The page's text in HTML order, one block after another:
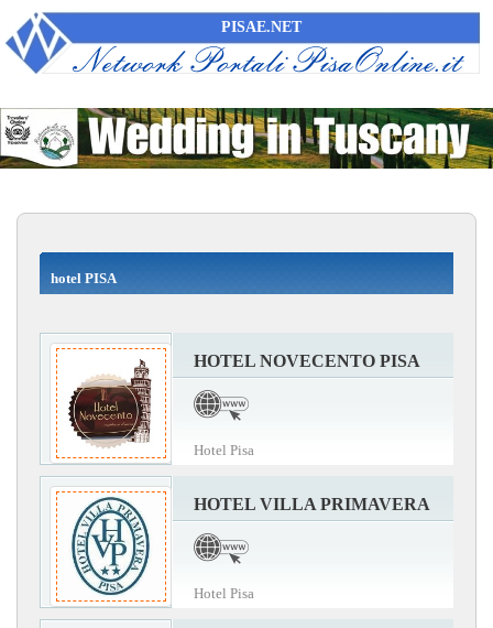
PISAE.NET
hotel PISA
HOTEL NOVECENTO PISA
Hotel Pisa
HOTEL VILLA PRIMAVERA
Hotel Pisa